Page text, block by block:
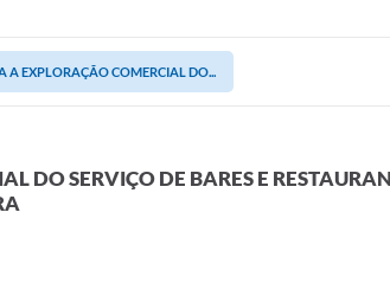
A EXPLORAÇÃO COMERCIAL DO...
DO SERVIÇO DE BARES E